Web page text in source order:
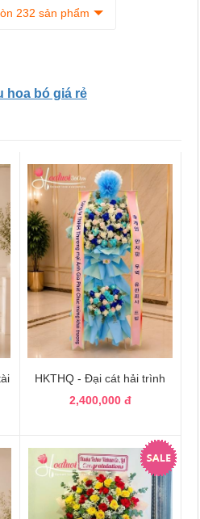
232 sản phẩm
hoa bó giá rẻ
HKTHQ - Đại cát hải trình
2,400,000 đ